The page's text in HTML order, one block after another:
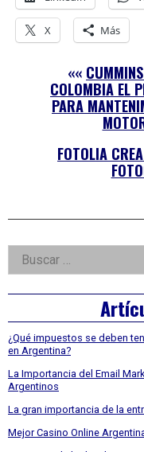
X Más
««
COLOMBIA EL
PARA
FOTOLIA
Right
Asides
Buscar:
¿Qué impuestos se deben
en Argentina?
La Importancia del Email
Argentinos
La gran importancia de la
Mejor Casino Online